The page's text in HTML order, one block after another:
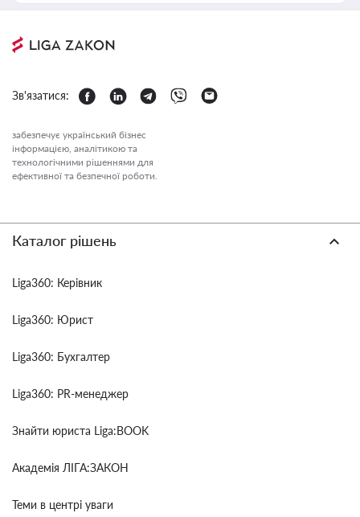
Зв'язатися:
забезпечує український бізнес
інформацією, аналітикою та
технологічними рішеннями для
ефективної та безпечної роботи.
Каталог рішень
Liga360: Керівник
Liga360: Юрист
Liga360: Бухгалтер
Liga360: PR-менеджер
Знайти юриста Liga:BOOK
Академія ЛІГА:ЗАКОН
Теми в центрі уваги